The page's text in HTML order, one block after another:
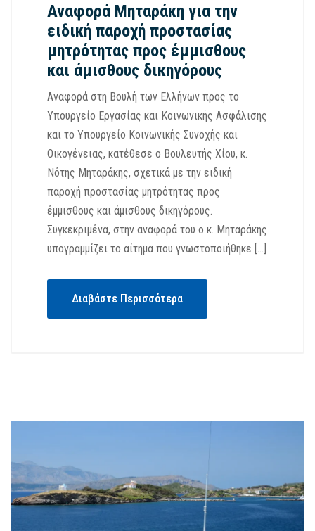
Αναφορά Μηταράκη για την
ειδική παροχή προστασίας
μητρότητας προς έμμισθους
και άμισθους δικηγόρους
Αναφορά στη Βουλή των Ελλήνων προς το
Υπουργείο Εργασίας και Κοινωνικής Ασφάλισης
και το Υπουργείο Κοινωνικής Συνοχής και
Οικογένειας, κατέθεσε ο Βουλευτής Χίου, κ.
Νότης Μηταράκης, σχετικά με την ειδική
παροχή προστασίας μητρότητας προς
έμμισθους και άμισθους δικηγόρους.
Συγκεκριμένα, στην αναφορά του ο κ. Μηταράκης
υπογραμμίζει το αίτημα που γνωστοποιήθηκε […]
Διαβάστε Περισσότερα